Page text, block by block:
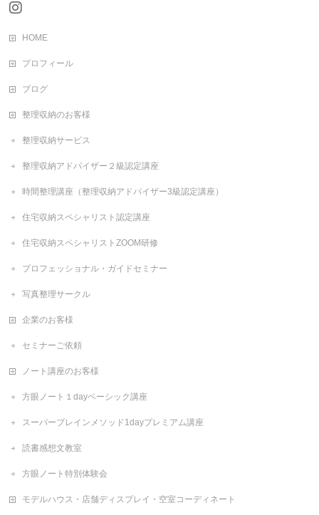
HOME
プロフィール
ブログ
整理収納のお客様
整理収納サービス
整理収納アドバイザー２級認定講座
時間整理講座（整理収納アドバイザー3級認定講座）
住宅収納スペシャリスト認定講座
住宅収納スペシャリストZOOM研修
プロフェッショナル・ガイドセミナー
写真整理サークル
企業のお客様
セミナーご依頼
ノート講座のお客様
方眼ノート１dayベーシック講座
スーパーブレインメソッド1dayプレミアム講座
読書感想文教室
方眼ノート特別体験会
モデルハウス・店舗ディスプレイ・空室コーディネート